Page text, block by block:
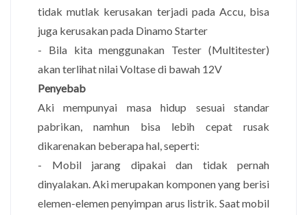
tidak mutlak kerusakan terjadi pada Accu, bisa
juga kerusakan pada Dinamo Starter
- Bila kita menggunakan Tester (Multitester)
akan terlihat nilai Voltase di bawah 12V
Penyebab
Aki mempunyai masa hidup sesuai standar
pabrikan, namhun bisa lebih cepat rusak
dikarenakan beberapa hal, seperti:
- Mobil jarang dipakai dan tidak pernah
dinyalakan. Aki merupakan komponen yang berisi
elemen-elemen penyimpan arus listrik. Saat mobil